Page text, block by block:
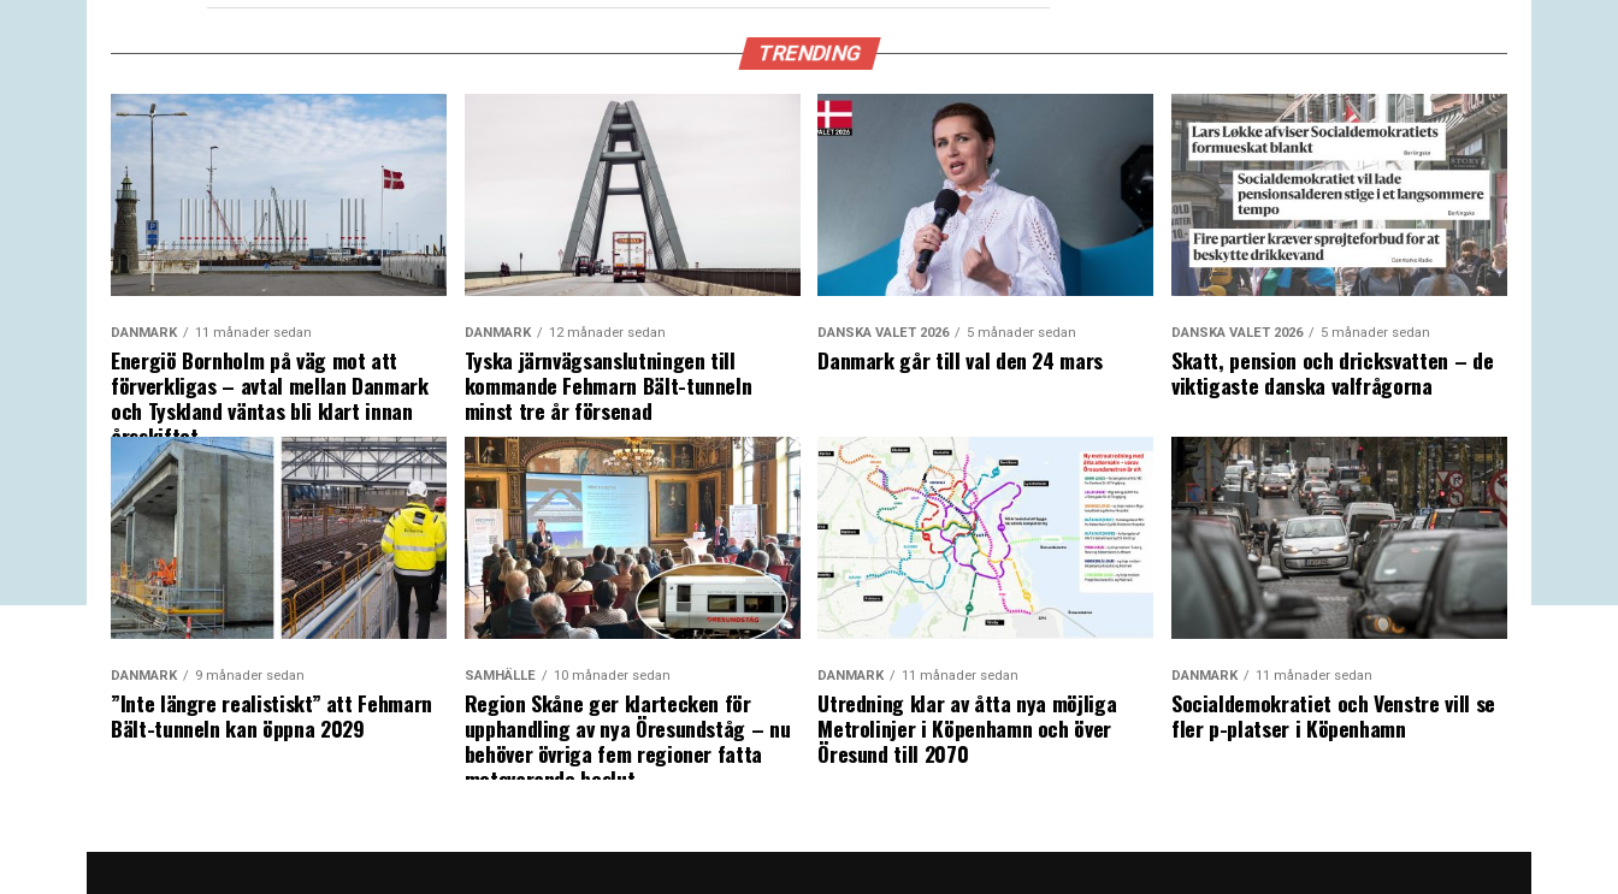
TRENDING
DANMARK 11 månader sedan
Energiö Bornholm på väg mot att
förverkligas – avtal mellan Danmark
och Tyskland väntas bli klart innan
årsskiftet
DANMARK 12 månader sedan
Tyska järnvägsanslutningen till
kommande Fehmarn Bält-tunneln
minst tre år försenad
DANSKA VALET 2026 5 månader sedan
Danmark går till val den 24 mars
DANSKA VALET 2026 5 månader sedan
Skatt, pension och dricksvatten – de
viktigaste danska valfrågorna
DANMARK 9 månader sedan
”Inte längre realistiskt” att Fehmarn
Bält-tunneln kan öppna 2029
SAMHÄLLE 10 månader sedan
Region Skåne ger klartecken för
upphandling av nya Öresundståg – nu
behöver övriga fem regioner fatta
motsvarande beslut
DANMARK 11 månader sedan
Utredning klar av åtta nya möjliga
Metrolinjer i Köpenhamn och över
Öresund till 2070
DANMARK 11 månader sedan
Socialdemokratiet och Venstre vill se
fler p-platser i Köpenhamn